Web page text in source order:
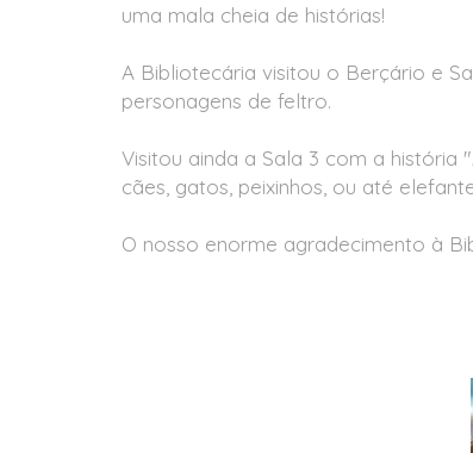
uma mala cheia de histórias!
A Bibliotecária visitou o Berçário e
personagens de feltro.
Visitou ainda a Sala 3 com a história
cães, gatos, peixinhos, ou até
O nosso enorme agradecimento à